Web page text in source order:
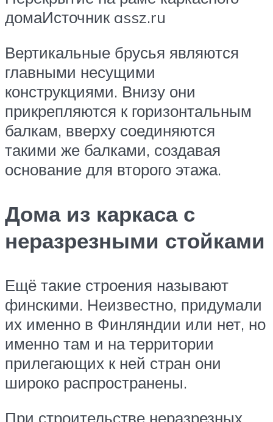
домаИсточник assz.ru
Вертикальные брусья являются
главными несущими
конструкциями. Внизу они
прикрепляются к горизонтальным
балкам, вверху соединяются
такими же балками, создавая
основание для второго этажа.
Дома из каркаса с
неразрезными стойками
Ещё такие строения называют
финскими. Неизвестно, придумали
их именно в Финляндии или нет, но
именно там и на территории
прилегающих к ней стран они
широко распространены.
При строительстве неразрезных